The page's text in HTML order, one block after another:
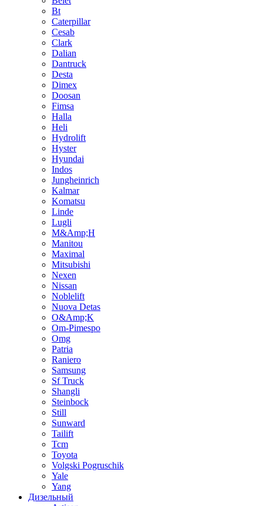
Bt
Caterpillar
Cesab
Clark
Dalian
Dantruck
Desta
Dimex
Doosan
Fimsa
Halla
Heli
Hydrolift
Hyster
Hyundai
Indos
Jungheinrich
Kalmar
Komatsu
Linde
Lugli
M&Amp;H
Manitou
Maximal
Mitsubishi
Nexen
Nissan
Noblelift
Nuova Detas
O&Amp;K
Om-Pimespo
Omg
Patria
Raniero
Samsung
Sf Truck
Shangli
Steinbock
Still
Sunward
Tailift
Tcm
Toyota
Volgski Pogruschik
Yale
Yang
Дизельный